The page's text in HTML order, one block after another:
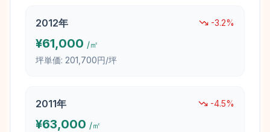
2012年 -3.2%
¥61,000 /㎡
坪単価: 201,700円/坪
2011年 -4.5%
¥63,000 /㎡